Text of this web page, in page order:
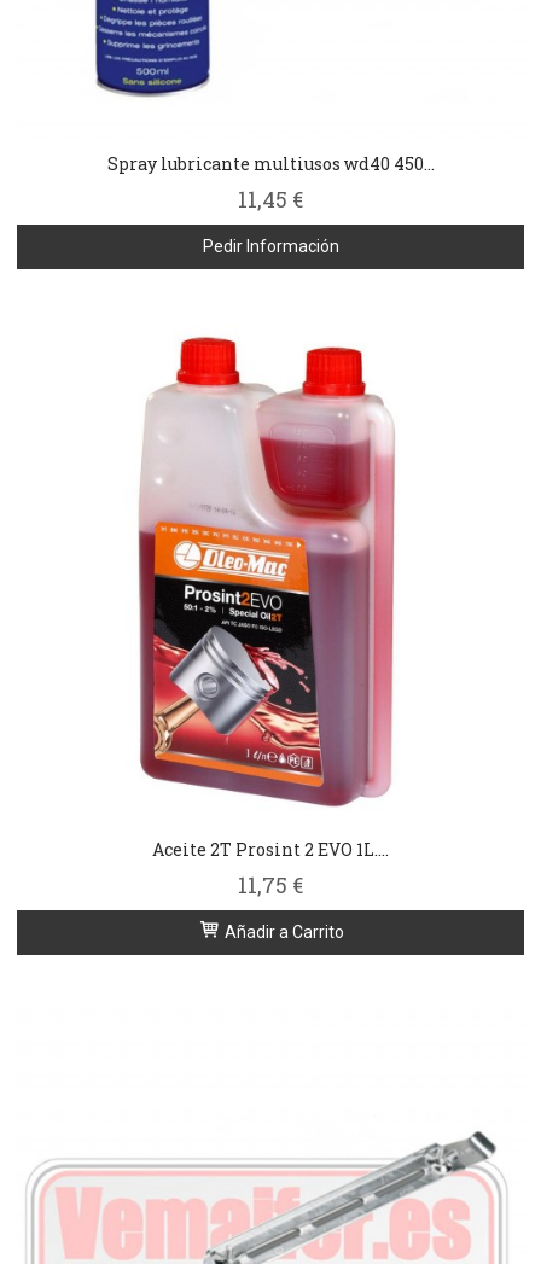
Spray lubricante multiusos wd40 450...
11,45 €
Pedir Información
Aceite 2T Prosint 2 EVO 1L....
11,75 €
Añadir a Carrito